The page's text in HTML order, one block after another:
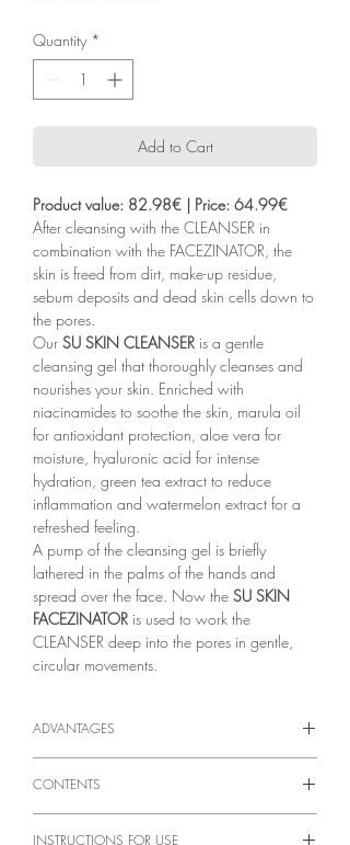
Quantity *
Add to Cart
Product value: 82.98€ | Price: 64.99€
After cleansing with the CLEANSER in
combination with the FACEZINATOR, the
skin is freed from dirt, make-up residue,
sebum deposits and dead skin cells down to
the pores.
Our SU SKIN CLEANSER is a gentle
cleansing gel that thoroughly cleanses and
nourishes your skin. Enriched with
niacinamides to soothe the skin, marula oil
for antioxidant protection, aloe vera for
moisture, hyaluronic acid for intense
hydration, green tea extract to reduce
inflammation and watermelon extract for a
refreshed feeling.
A pump of the cleansing gel is briefly
lathered in the palms of the hands and
spread over the face. Now the SU SKIN
FACEZINATOR is used to work the
CLEANSER deep into the pores in gentle,
circular movements.
ADVANTAGES
✔ Perfume-free: No artificial fragrances,
ideal for sensitive skin.
✔ Soothing: Contains aloe vera to soothe
CONTENTS
INSTRUCTIONS FOR USE